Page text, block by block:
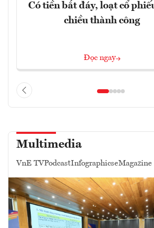
Có tiền bắt đáy, loạt cổ
chiều thành công
Đọc ngay
Multimedia
VnE TVPodcastInfographicseMagazine